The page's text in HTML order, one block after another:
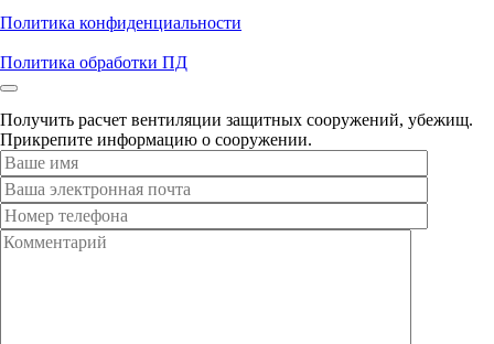
Политика конфиденциальности
Политика обработки ПД
Получить расчет вентиляции защитных сооружений, убежищ.
Прикрепите информацию о сооружении.